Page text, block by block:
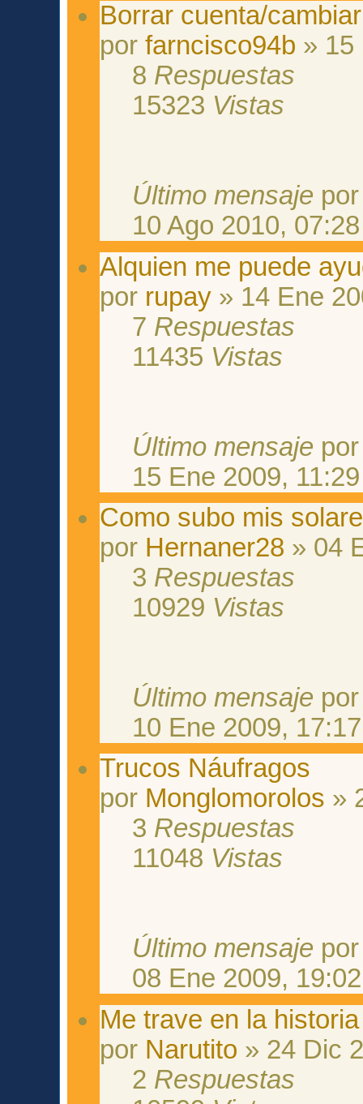
Borrar cuenta/
porfarncisco94b » 15
8 Respuestas
15323 Vistas
Último mensaje
10 Ago 2010, 07:28
Alquien me puede
por rupay » 14 Ene
7 Respuestas
11435 Vistas
Último mensaje
15 Ene 2009, 11:29
Como subo mis
por Hernaner28 » 04
3 Respuestas
10929 Vistas
Último mensaje
10 Ene 2009, 17:17
Trucos Náufragos
por Monglomorolos »
3 Respuestas
11048 Vistas
Último mensaje
08 Ene 2009, 19:02
Me trave en la
por Narutito » 24 Dic
2 Respuestas